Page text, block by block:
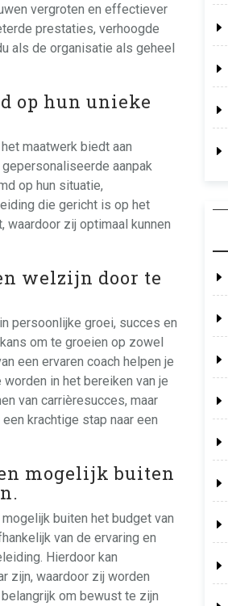
vergroten en effectiever
prestaties, verhoogde
als de organisatie als geheel
op hun unieke
maatwerk biedt aan
aanpak
op hun situatie,
die gericht is op het
zij optimaal kunnen
welzijn door te
persoonlijke groei, succes en
om te groeien op zowel
een ervaren coach helpen je
in het bereiken van je
van carrièresucces, maar
krachtige stap naar een
mogelijk buiten
buiten het budget van
van de ervaring en
Hierdoor kan
zijn, waardoor zij worden
om bewust te zijn